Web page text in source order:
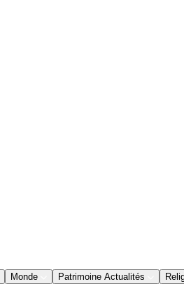
Monde Patrimoine Actualités